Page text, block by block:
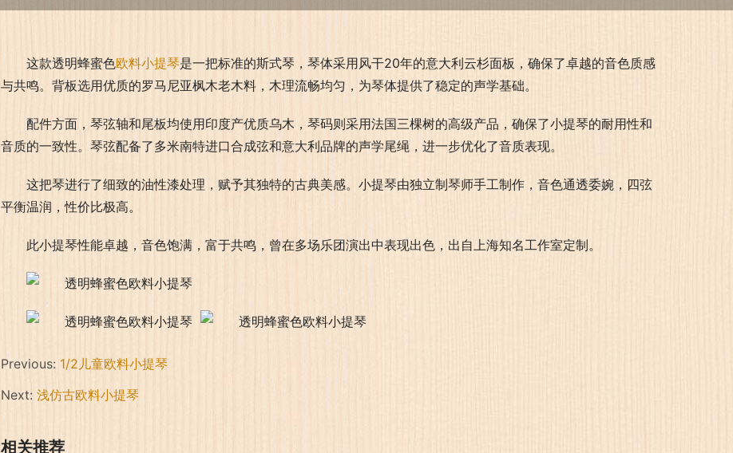
这款透明蜂蜜色欧料小提琴是一把标准的斯式琴，琴体采用风干20年的意大利云杉面板，确保了卓越的音色质感
与共鸣。背板选用优质的罗马尼亚枫木老木料，木理流畅均匀，为琴体提供了稳定的声学基础。
配件方面，琴弦轴和尾板均使用印度产优质乌木，琴码则采用法国三棵树的高级产品，确保了小提琴的耐用性和
音质的一致性。琴弦配备了多米南特进口合成弦和意大利品牌的声学尾绳，进一步优化了音质表现。
这把琴进行了细致的油性漆处理，赋予其独特的古典美感。小提琴由独立制琴师手工制作，音色通透委婉，四弦
平衡温润，性价比极高。
此小提琴性能卓越，音色饱满，富于共鸣，曾在多场乐团演出中表现出色，出自上海知名工作室定制。
Previous: 1/2儿童欧料小提琴
Next: 浅仿古欧料小提琴
相关推荐